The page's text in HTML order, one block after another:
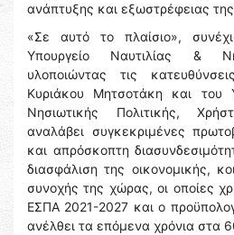
ανάπτυξης και εξωστρέφειας της
«Σε αυτό το πλαίσιο»,
Υπουργείο Ναυτιλίας &
υλοποιώντας τις
Κυριάκου Μητσοτάκη και του
Νησιωτικής Πολιτικής,
αναλάβει συγκεκριμένες
και απρόσκοπτη
διασφάλιση της οικονομικής,
συνοχής της χώρας, οι οποίες
ΕΣΠΑ 2021-2027 και ο
ανέλθει τα επόμενα χρόνια στα